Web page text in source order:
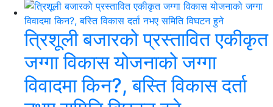
त्रिशूली बजारको प्रस्तावित एकीकृत
जग्गा विकास योजनाको जग्गा
विवादमा किन?, बस्ति विकास दर्ता